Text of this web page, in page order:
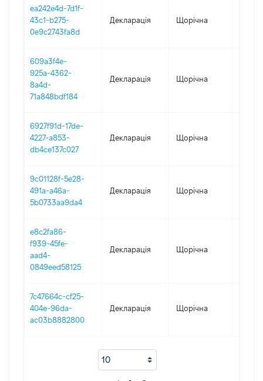
ea242e4d-7d1f-
43c1-b275-
0e9c2743fa8d
Декларація Щорічна
609a3f4e-
925a-4362-
8a4d-
71a848bdf184
Декларація Щорічна
6927f91d-17de-
4227-a853-
db4ce137c027
Декларація Щорічна
9c01128f-5e28-
491a-a46a-
5b0733aa9da4
Декларація Щорічна
e8c2fa86-
f939-45fe-
aad4-
0849eed58125
Декларація Щорічна
7c47664c-cf25-
404e-96da-
ac03b8882800
Декларація Щорічна